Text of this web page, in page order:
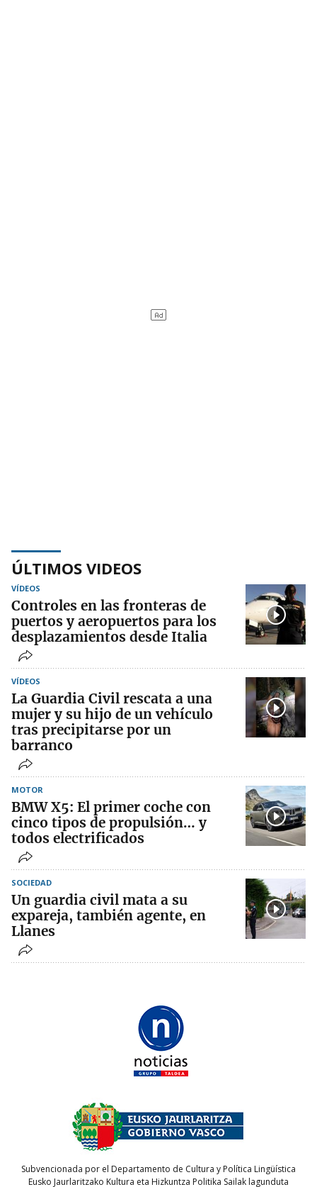
ÚLTIMOS VIDEOS
VÍDEOS
Controles en las fronteras de
puertos y aeropuertos para los
desplazamientos desde Italia
VÍDEOS
La Guardia Civil rescata a una
mujer y su hijo de un vehículo
tras precipitarse por un
barranco
MOTOR
BMW X5: El primer coche con
cinco tipos de propulsión… y
todos electrificados
SOCIEDAD
Un guardia civil mata a su
expareja, también agente, en
Llanes
Subvencionada por el Departamento de Cultura y Política Lingüística
Eusko Jaurlaritzako Kultura eta Hizkuntza Politika Sailak lagunduta